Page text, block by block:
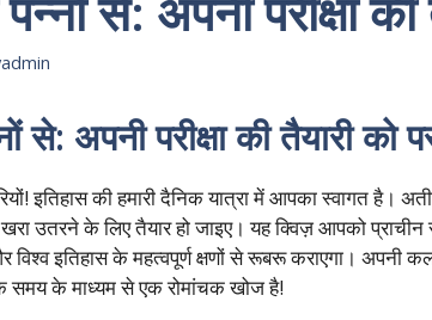
से: अपनी परीक्षा की तैयारी को
इतिहास की हमारी दैनिक यात्रा में आपका स्वागत है।
खरा उतरने के लिए तैयार हो जाइए। यह क्विज़ आपको
इतिहास के महत्वपूर्ण क्षणों से रूबरू कराएगा। अपनी
समय के माध्यम से एक रोमांचक खोज है!